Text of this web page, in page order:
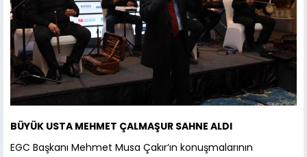
BÜYÜK USTA MEHMET ÇALMAŞUR SAHNE ALDI
EGC Başkanı Mehmet Musa Çakır’ın konuşmalarının